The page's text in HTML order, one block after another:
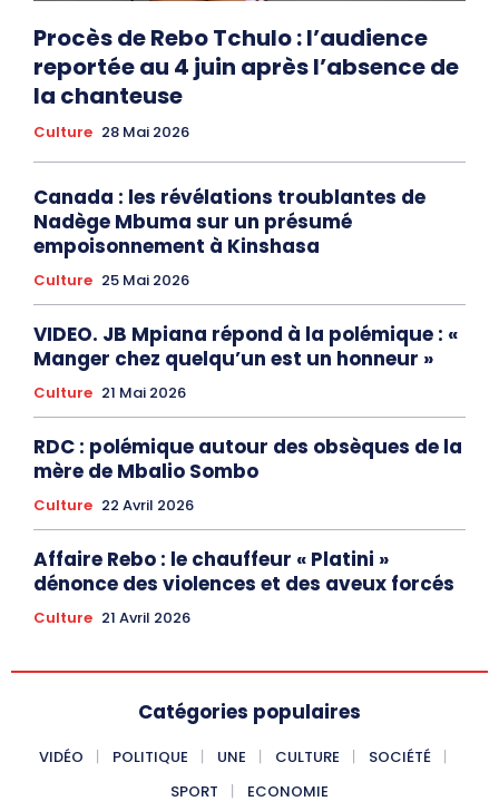
Procès de Rebo Tchulo : l’audience
reportée au 4 juin après l’absence de
la chanteuse
Culture 28 Mai 2026
Canada : les révélations troublantes de
Nadège Mbuma sur un présumé
empoisonnement à Kinshasa
Culture 25 Mai 2026
VIDEO. JB Mpiana répond à la polémique : «
Manger chez quelqu’un est un honneur »
Culture 21 Mai 2026
RDC : polémique autour des obsèques de la
mère de Mbalio Sombo
Culture 22 Avril 2026
Affaire Rebo : le chauffeur « Platini »
dénonce des violences et des aveux forcés
Culture 21 Avril 2026
Catégories populaires
VIDÉO POLITIQUE UNE CULTURE
SOCIÉTÉ
SPORT
ECONOMIE